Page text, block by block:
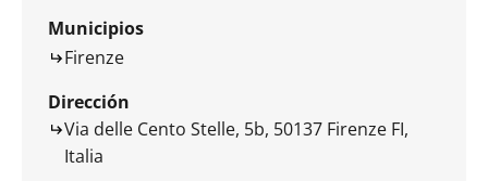
Municipios
Firenze
Dirección
Via delle Cento Stelle, 5b, 50137 Firenze FI,
Italia